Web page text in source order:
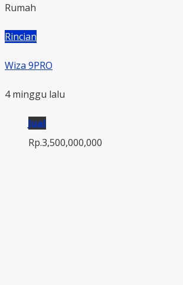
Rumah
Rincian
Wiza 9PRO
4 minggu lalu
Jual
Rp.3,500,000,000